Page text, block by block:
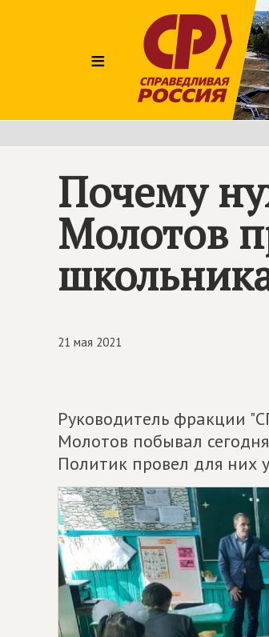
≡
Почему
Молотов
21 мая 2021
Руководитель фракции
Молотов побывал
Политик провел для них